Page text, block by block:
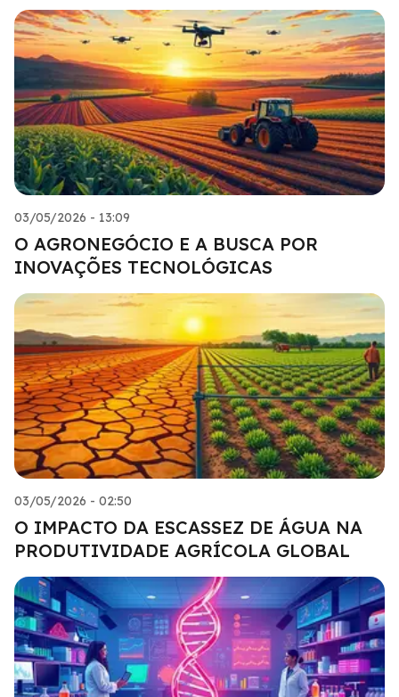
03/05/2026 - 13:09
O AGRONEGÓCIO E A BUSCA POR
INOVAÇÕES TECNOLÓGICAS
03/05/2026 - 02:50
O IMPACTO DA ESCASSEZ DE ÁGUA NA
PRODUTIVIDADE AGRÍCOLA GLOBAL